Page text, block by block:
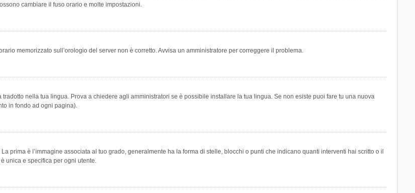
cambiare il fuso orario e molte impostazioni.
memorizzato sull’orologio del server non è corretto. Avvisa un amministratore per correggere il problema.
nella tua lingua. Prova a chiedere agli amministratori se è possibile installare la tua lingua. Se non esiste puoi fare tu una nuova
in fondo ad ogni pagina).
prima è l’immagine associata al tuo grado, generalmente ha la forma di stelle, blocchi o punti che indicano quanti interventi hai scritto o il
unica e specifica per ogni utente.